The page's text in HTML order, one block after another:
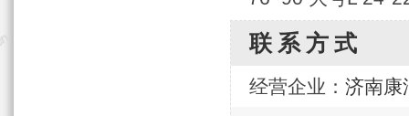
联系方式
经营企业： 济南康